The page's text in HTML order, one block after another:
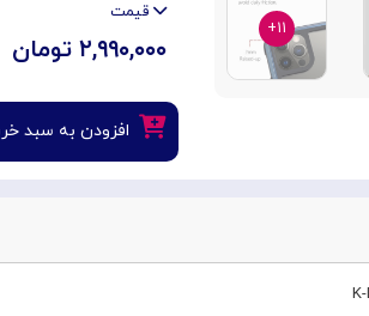
۱۱+
قیمت
۲,۹۹۰,۰۰۰ تومان
افزودن به سبد